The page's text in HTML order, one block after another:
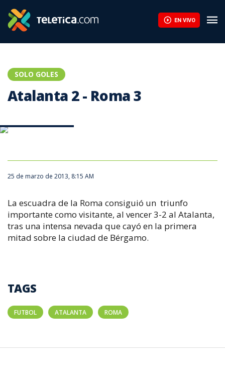
EN VIVO
SOLO GOLES
Atalanta 2 - Roma 3
25 de marzo de 2013, 8:15 AM
La escuadra de la Roma consiguió un triunfo
importante como visitante, al vencer 3-2 al Atalanta,
tras una intensa nevada que cayó en la primera
mitad sobre la ciudad de Bérgamo.
TAGS
FUTBOL ATALANTA ROMA